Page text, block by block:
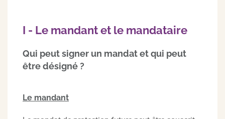
I - Le mandant et le mandataire
Qui peut signer un mandat et qui peut
être désigné ?
Le mandant